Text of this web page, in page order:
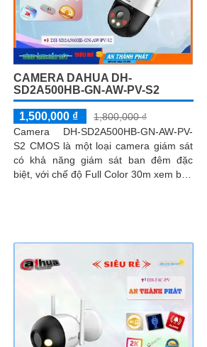
CAMERA DAHUA DH-
SD2A500HB-GN-AW-PV-S2
1,500,000 ₫
1,800,000 ₫
Camera DH-SD2A500HB-GN-AW-PV-
S2 CMOS là một loại camera giám sát
có khả năng giám sát ban đêm đặc
biệt, với chế độ Full Color 30m xem ban